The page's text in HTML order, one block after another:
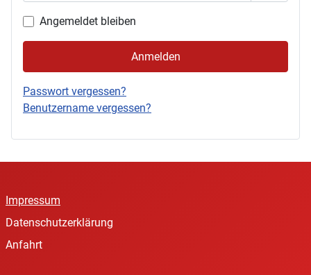
Angemeldet bleiben
Anmelden
Passwort vergessen?
Benutzername vergessen?
Impressum
Datenschutzerklärung
Anfahrt